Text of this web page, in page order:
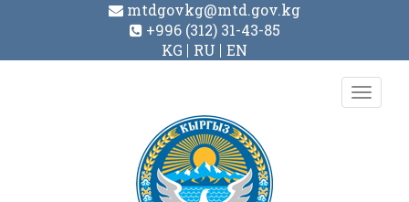
mtdgovkg@mtd.gov.kg
+996 (312) 31-43-85
KG
RU EN
Toggle